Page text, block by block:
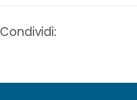
Condividi: